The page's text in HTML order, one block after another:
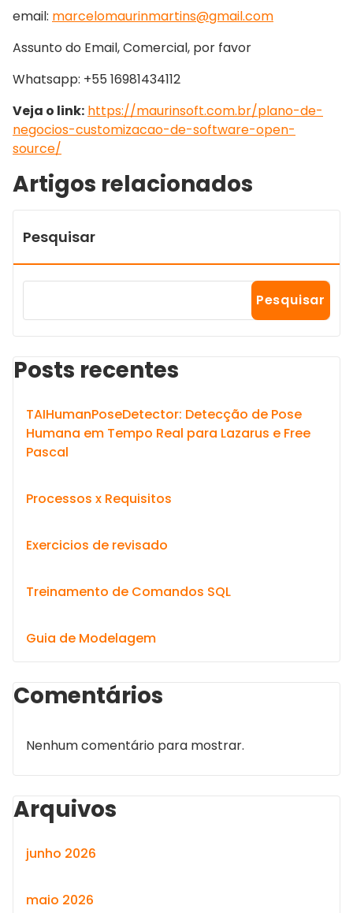
email: marcelomaurinmartins@gmail.com
Assunto do Email, Comercial, por favor
Whatsapp: +55 16981434112
Veja o link: https://maurinsoft.com.br/plano-de-
negocios-customizacao-de-software-open-
source/
Artigos relacionados
Pesquisar
Pesquisar
Posts recentes
TAIHumanPoseDetector: Detecção de Pose
Humana em Tempo Real para Lazarus e Free
Pascal
Processos x Requisitos
Exercicios de revisado
Treinamento de Comandos SQL
Guia de Modelagem
Comentários
Nenhum comentário para mostrar.
Arquivos
junho 2026
maio 2026